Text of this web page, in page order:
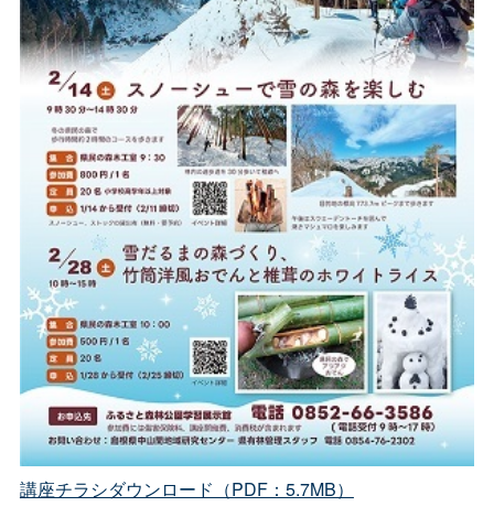
講座チラシダウンロード（PDF：5.7MB）